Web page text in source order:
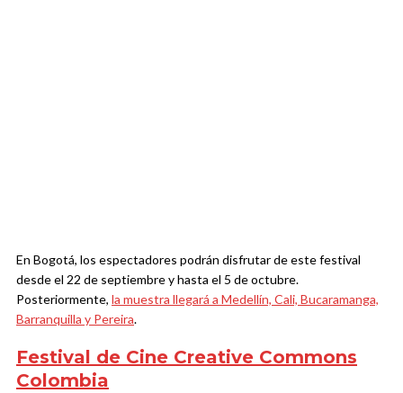
En Bogotá, los espectadores podrán disfrutar de este festival
desde el 22 de septiembre y hasta el 5 de octubre.
Posteriormente, la muestra llegará a Medellín, Cali, Bucaramanga,
Barranquilla y Pereira.
Festival de Cine Creative Commons
Colombia